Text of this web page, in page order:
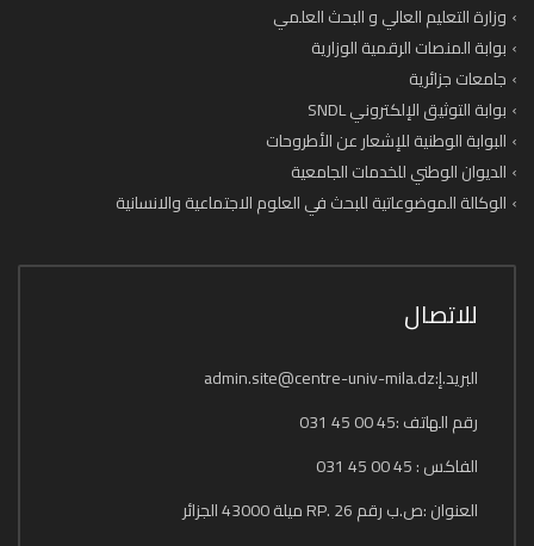
وزارة التعليم العالي و البحث العلمي
بوابة المنصات الرقمية الوزارية
جامعات جزائرية
بوابة التوثيق الإلكتروني SNDL
البوابة الوطنية للإشعار عن الأطروحات
الديوان الوطني للخدمات الجامعية
الوكالة الموضوعاتية للبحث في العلوم الاجتماعية والانسانية
للاتصال
البريد.إ:admin.site@centre-univ-mila.dz
رقم الهاتف :45 00 45 031
الفاكس : 45 00 45 031
العنوان :ص.ب رقم 26 .RP ميلة 43000 الجزائر